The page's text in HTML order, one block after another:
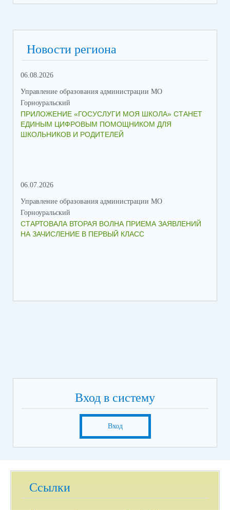
App Store.
школа»
Как родителю начать пользоваться приложением
Как учащемуся начать пользоваться приложением
Новости региона
06.08.2026
Управление образования администрации МО
Горноуральский
ПРИЛОЖЕНИЕ «ГОСУСЛУГИ МОЯ ШКОЛА» СТАНЕТ
ЕДИНЫМ ЦИФРОВЫМ ПОМОЩНИКОМ ДЛЯ
ШКОЛЬНИКОВ И РОДИТЕЛЕЙ
06.07.2026
Управление образования администрации МО
Горноуральский
СТАРТОВАЛА ВТОРАЯ ВОЛНА ПРИЕМА ЗАЯВЛЕНИЙ
НА ЗАЧИСЛЕНИЕ В ПЕРВЫЙ КЛАСС
Вход в систему
Вход
Ссылки